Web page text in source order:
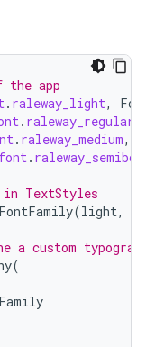
app
. raleway_light,
. raleway_regular
. raleway_medium,
font.
TextStyles
FontFamily(light,
custom
(